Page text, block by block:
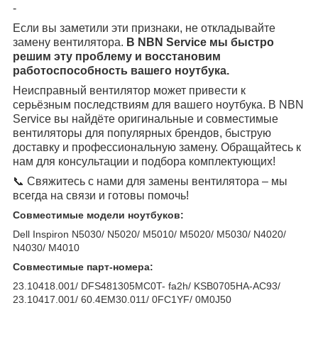
-
Если вы заметили эти признаки, не откладывайте
замену вентилятора. В NBN Service мы быстро
решим эту проблему и восстановим
работоспособность вашего ноутбука.
Неисправный вентилятор может привести к
серьёзным последствиям для вашего ноутбука. В NBN
Service вы найдёте оригинальные и совместимые
вентиляторы для популярных брендов, быструю
доставку и профессиональную замену. Обращайтесь к
нам для консультации и подбора комплектующих!
📞 Свяжитесь с нами для замены вентилятора – мы
всегда на связи и готовы помочь!
Совместимые модели ноутбуков:
Dell Inspiron N5030/ N5020/ M5010/ M5020/ M5030/ N4020/
N4030/ M4010
Совместимые парт-номера:
23.10418.001/ DFS481305MC0T- fa2h/ KSB0705HA-AC93/
23.10417.001/ 60.4EM30.011/ 0FC1YF/ 0M0J50